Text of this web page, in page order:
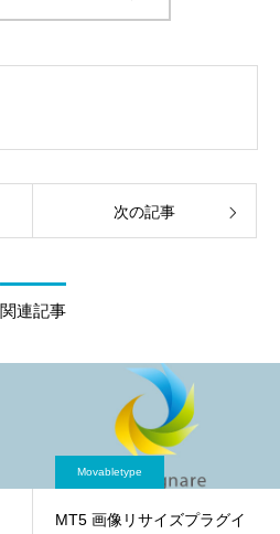
次の記事
関連記事
Movabletype
MT5 画像リサイズプラグイ